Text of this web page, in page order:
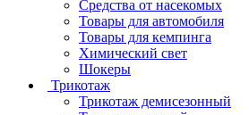
Средства от насекомых
Товары для автомобиля
Товары для кемпинга
Химический свет
Шокеры
Трикотаж
Трикотаж демисезонный